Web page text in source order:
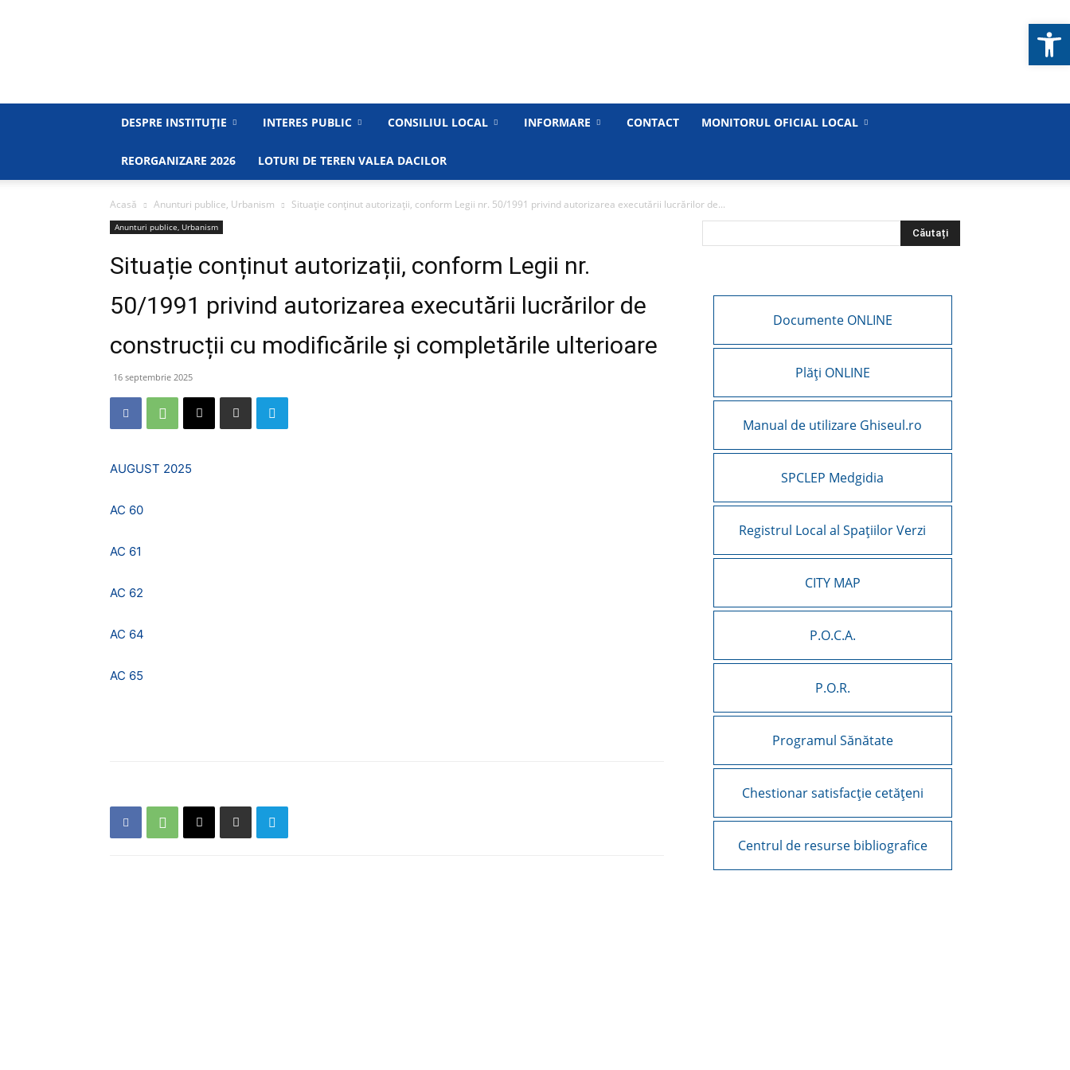
Primăria
Municipiului
Medgidia
DESPRE INSTITUȚIE INTERES PUBLIC CONSILIUL LOCAL INFORMARE CONTACT MONITORUL OFICIAL LOCAL
REORGANIZARE 2026 LOTURI DE TEREN VALEA DACILOR
Acasă Anunturi publice, Urbanism Situație conținut autorizații, conform Legii nr. 50/1991 privind autorizarea executării lucrărilor de...
Anunturi publice, Urbanism
Situație conținut autorizații, conform Legii nr.
50/1991 privind autorizarea executării lucrărilor de
construcții cu modificările și completările ulterioare
16 septembrie 2025
AUGUST 2025
AC 60
AC 61
AC 62
AC 64
AC 65
Documente ONLINE
Plăți ONLINE
Manual de utilizare Ghiseul.ro
SPCLEP Medgidia
Registrul Local al Spațiilor Verzi
CITY MAP
P.O.C.A.
P.O.R.
Programul Sănătate
Chestionar satisfacție cetățeni
Centrul de resurse bibliografice